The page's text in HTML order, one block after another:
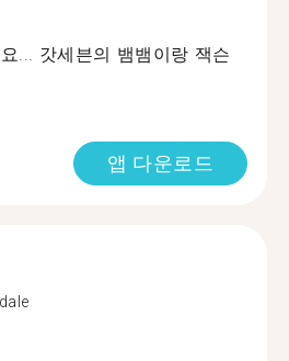
... 갓세븐의 뱀뱀이랑 잭슨
앱 다운로드